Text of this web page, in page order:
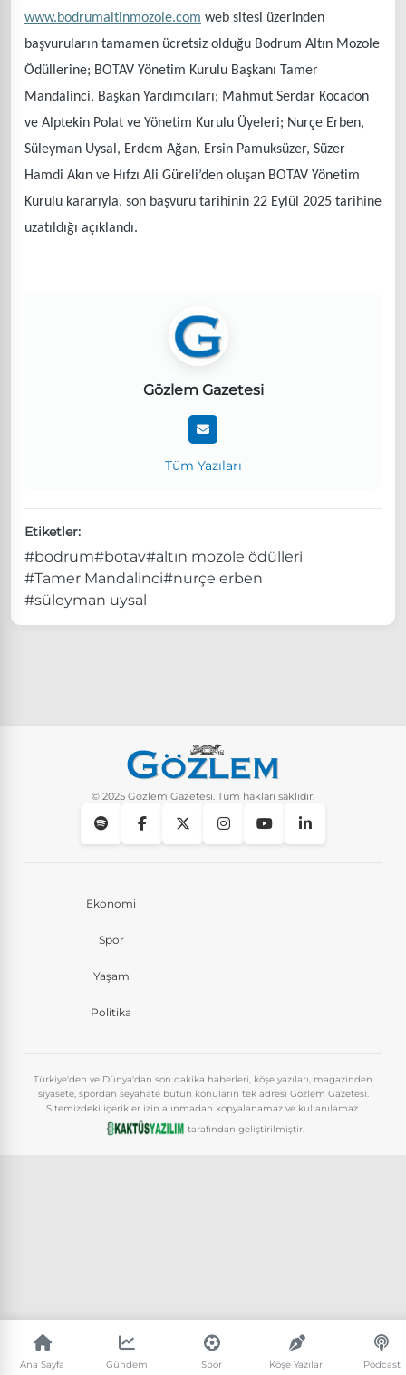
Ana Sayfa Gündem Spor Köşe Yazıları Podcast
www.bodrumaltinmozole.com web sitesi üzerinden
başvuruların tamamen ücretsiz olduğu Bodrum Altın Mozole
Ödüllerine; BOTAV Yönetim Kurulu Başkanı Tamer
Mandalinci, Başkan Yardımcıları; Mahmut Serdar Kocadon
ve Alptekin Polat ve Yönetim Kurulu Üyeleri; Nurçe Erben,
Süleyman Uysal, Erdem Ağan, Ersin Pamuksüzer, Süzer
Hamdi Akın ve Hıfzı Ali Güreli’den oluşan BOTAV Yönetim
Kurulu kararıyla, son başvuru tarihinin 22 Eylül 2025 tarihine
uzatıldığı açıklandı.
Gözlem Gazetesi
Tüm Yazıları
Etiketler:
#bodrum#botav#altın mozole ödülleri
#Tamer Mandalinci#nurçe erben
#süleyman uysal
© 2025 Gözlem Gazetesi. Tüm hakları saklıdır.
Ekonomi
Spor
Yaşam
Politika
Türkiye'den ve Dünya'dan son dakika haberleri, köşe yazıları, magazinden
siyasete, spordan seyahate bütün konuların tek adresi Gözlem Gazetesi.
Sitemizdeki içerikler izin alınmadan kopyalanamaz ve kullanılamaz.
tarafından geliştirilmiştir.